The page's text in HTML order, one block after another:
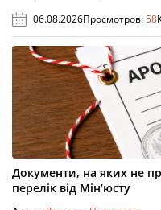
06.08.2026Просмотров:58
Документи, на яких не
перелік від Мін’юсту